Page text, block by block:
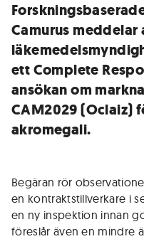
Camurus
ett Complete
ansökan om
CAM2029 (Oclaiz)
akromegali.
Begäran rör
en kontraktstillverkare i
en ny inspektion innan
föreslår även en mindre